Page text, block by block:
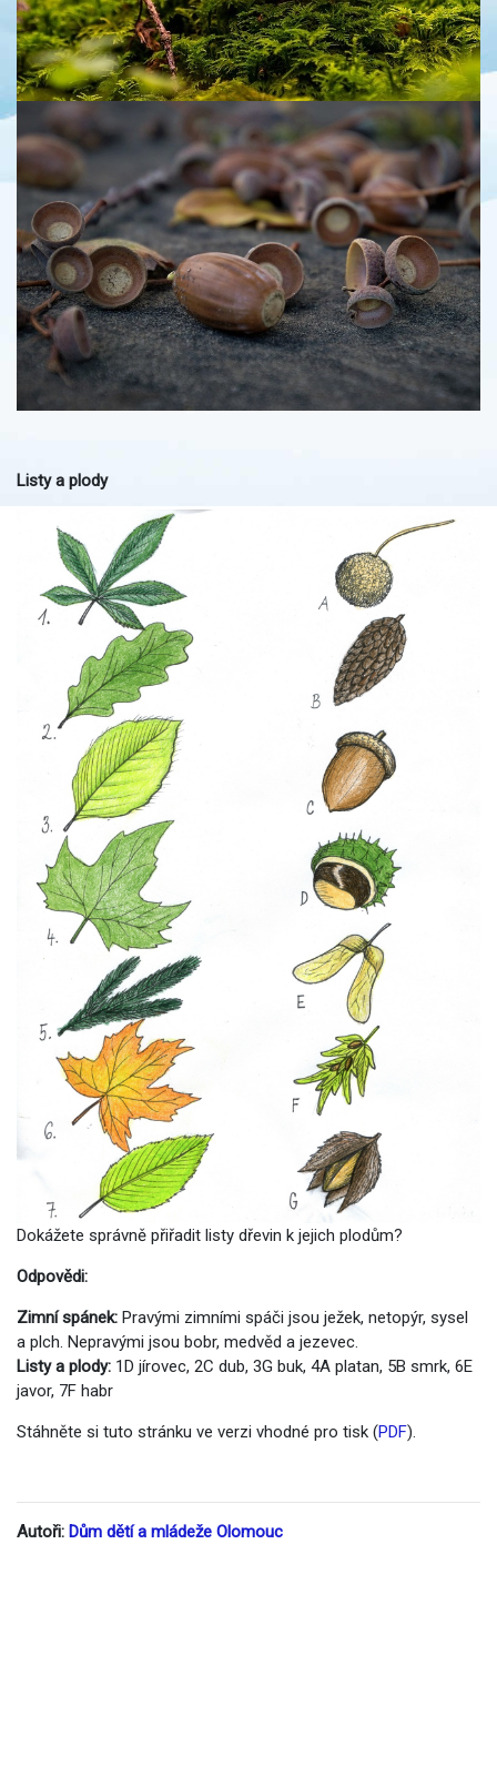
Listy a plody
Dokážete správně přiřadit listy dřevin k jejich plodům?
Odpovědi:
Zimní spánek: Pravými zimními spáči jsou ježek, netopýr, sysel
a plch. Nepravými jsou bobr, medvěd a jezevec.
Listy a plody: 1D jírovec, 2C dub, 3G buk, 4A platan, 5B smrk, 6E
javor, 7F habr
Stáhněte si tuto stránku ve verzi vhodné pro tisk (PDF).
Autoři: Dům dětí a mládeže Olomouc